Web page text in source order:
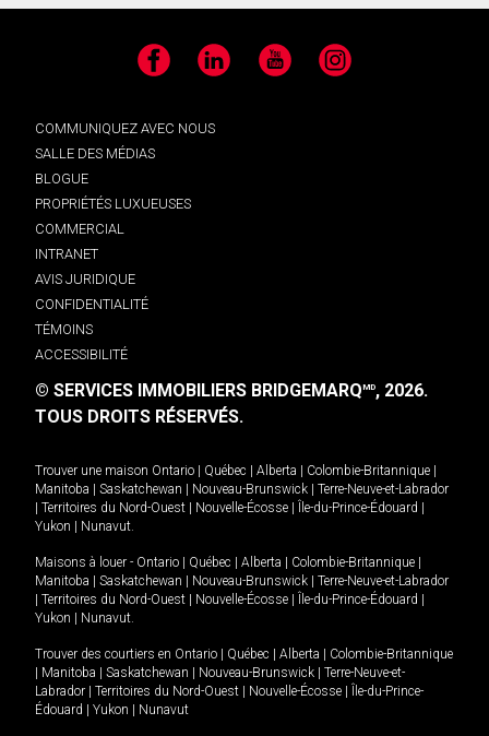
Facebook LinkedIn YouTube Instagram
COMMUNIQUEZ AVEC NOUS
SALLE DES MÉDIAS
BLOGUE
PROPRIÉTÉS LUXUEUSES
COMMERCIAL
INTRANET
AVIS JURIDIQUE
CONFIDENTIALITÉ
TÉMOINS
ACCESSIBILITÉ
© SERVICES IMMOBILIERS BRIDGEMARQMD, 2026.
TOUS DROITS RÉSERVÉS.
Trouver une maison Ontario | Québec | Alberta | Colombie-Britannique |
Manitoba | Saskatchewan | Nouveau-Brunswick | Terre-Neuve-et-Labrador
| Territoires du Nord-Ouest | Nouvelle-Écosse | Île-du-Prince-Édouard |
Yukon | Nunavut
Maisons à louer - Ontario | Québec | Alberta | Colombie-Britannique |
Manitoba | Saskatchewan | Nouveau-Brunswick | Terre-Neuve-et-Labrador
| Territoires du Nord-Ouest | Nouvelle-Écosse | Île-du-Prince-Édouard |
Yukon | Nunavut
Trouver des courtiers en Ontario | Québec | Alberta | Colombie-Britannique
| Manitoba | Saskatchewan | Nouveau-Brunswick | Terre-Neuve-et-
Labrador | Territoires du Nord-Ouest | Nouvelle-Écosse | Île-du-Prince-
Édouard | Yukon | Nunavut